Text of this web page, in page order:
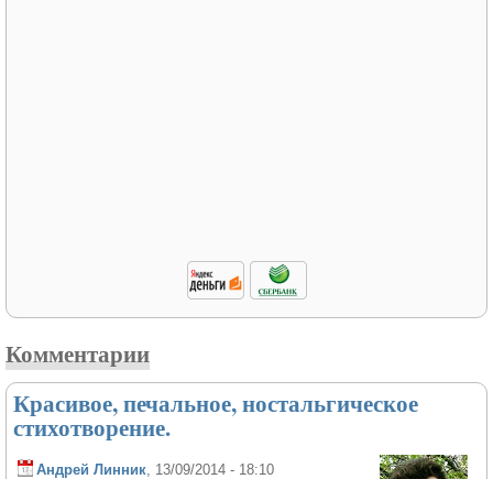
Комментарии
Красивое, печальное, ностальгическое
стихотворение.
Андрей Линник , 13/09/2014 - 18:10